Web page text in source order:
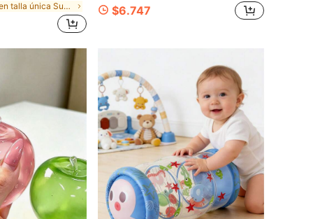
en talla única Suministros de juego $6.747